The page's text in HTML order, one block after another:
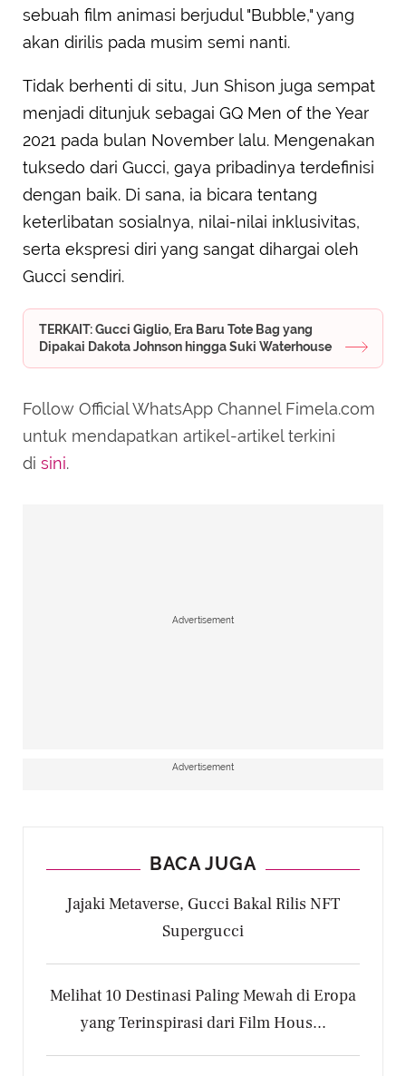
sebuah film animasi berjudul "Bubble," yang
akan dirilis pada musim semi nanti.
Tidak berhenti di situ, Jun Shison juga sempat
menjadi ditunjuk sebagai GQ Men of the Year
2021 pada bulan November lalu. Mengenakan
tuksedo dari Gucci, gaya pribadinya terdefinisi
dengan baik. Di sana, ia bicara tentang
keterlibatan sosialnya, nilai-nilai inklusivitas,
serta ekspresi diri yang sangat dihargai oleh
Gucci sendiri.
TERKAIT: Gucci Giglio, Era Baru Tote Bag yang
Dipakai Dakota Johnson hingga Suki Waterhouse
Follow Official WhatsApp Channel Fimela.com
untuk mendapatkan artikel-artikel terkini
di sini.
Advertisement
Advertisement
BACA JUGA
Jajaki Metaverse, Gucci Bakal Rilis NFT
Supergucci
Melihat 10 Destinasi Paling Mewah di Eropa
yang Terinspirasi dari Film Hous...